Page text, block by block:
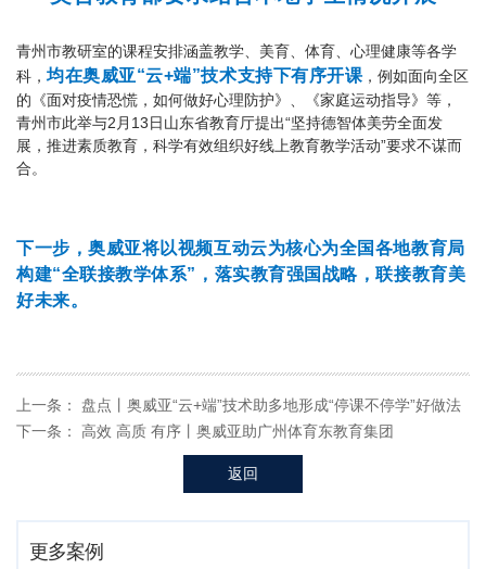
青州市教研室的课程安排涵盖教学、美育、体育、心理健康等各学
科， 均在奥威亚“云+端”技术支持下有序开课 ，例如面向全区
的《面对疫情恐慌，如何做好心理防护》、《家庭运动指导》等，
青州市此举与2月13日山东省教育厅提出“坚持德智体美劳全面发
展，推进素质教育，科学有效组织好线上教育教学活动”要求不谋而
合。
下一步，奥威亚将以视频互动云为核心为全国各地教育局
构建“全联接教学体系”，落实教育强国战略，联接教育美
好未来。
上一条：
盘点丨奥威亚“云+端”技术助多地形成“停课不停学”好做法
下一条：
高效 高质 有序丨奥威亚助广州体育东教育集团
返回
更多案例